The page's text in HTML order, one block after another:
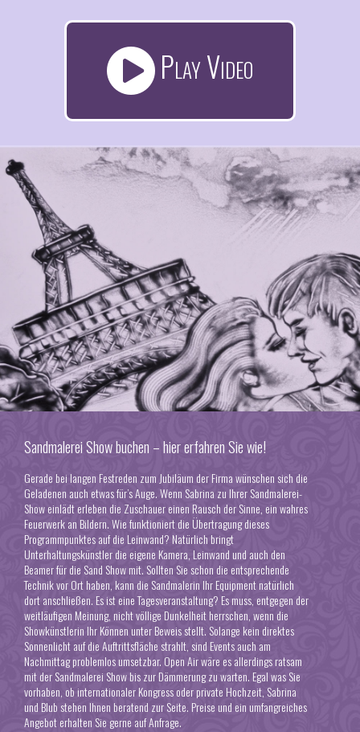
Play Video
Sandmalerei Show buchen – hier erfahren Sie wie!
Gerade bei langen Festreden zum Jubiläum der Firma wünschen sich die
Geladenen auch etwas für’s Auge. Wenn Sabrina zu Ihrer Sandmalerei-
Show einlädt erleben die Zuschauer einen Rausch der Sinne, ein wahres
Feuerwerk an Bildern. Wie funktioniert die Übertragung dieses
Programmpunktes auf die Leinwand? Natürlich bringt
Unterhaltungskünstlerdie eigene Kamera, Leinwand und auch den
Beamer für die Sand Show mit. Sollten Sie schon die entsprechende
Technik vor Ort haben, kann die Sandmalerin Ihr Equipment natürlich
dort anschließen. Es ist eine Tagesveranstaltung? Es muss, entgegen der
weitläufigen Meinung, nicht völlige Dunkelheit herrschen, wenn die
Showkünstlerin Ihr Können unter Beweis stellt. Solange kein direktes
Sonnenlicht auf die Auftrittsfläche strahlt, sind Events auch am
Nachmittag problemlos umsetzbar. Open Air wäre es allerdings ratsam
mit der Sandmalerei Show bis zur Dämmerung zu warten. Egal was Sie
vorhaben, ob internationaler Kongress oder private Hochzeit, Sabrina
und Blub stehen Ihnen beratend zur Seite. Preise und ein umfangreiches
Angebot erhalten Sie gerne auf Anfrage.